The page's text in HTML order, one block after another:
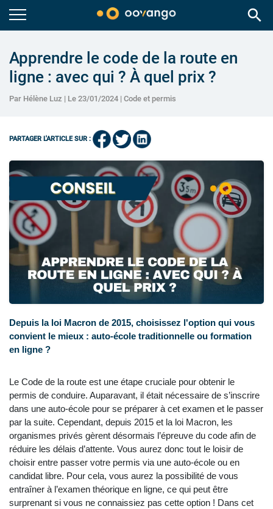
search
Apprendre le code de la route en
ligne : avec qui ? À quel prix ?
Par Hélène Luz | Le 23/01/2024 | Code et permis
PARTAGER L'ARTICLE SUR :
Depuis la loi Macron de 2015, choisissez l'option qui vous
convient le mieux : auto-école traditionnelle ou formation
en ligne ?
Le Code de la route est une étape cruciale pour obtenir le
permis de conduire. Auparavant, il était nécessaire de s’inscrire
dans une auto-école pour se préparer à cet examen et le passer
par la suite. Cependant, depuis 2015 et la loi Macron, les
organismes privés gèrent désormais l’épreuve du code afin de
réduire les délais d’attente. Vous aurez donc tout le loisir de
choisir entre passer votre permis via une auto-école ou en
candidat libre. Pour cela, vous aurez la possibilité de vous
entraîner à l’examen théorique en ligne, ce qui peut être
surprenant si vous ne connaissiez pas cette option ! Dans cet